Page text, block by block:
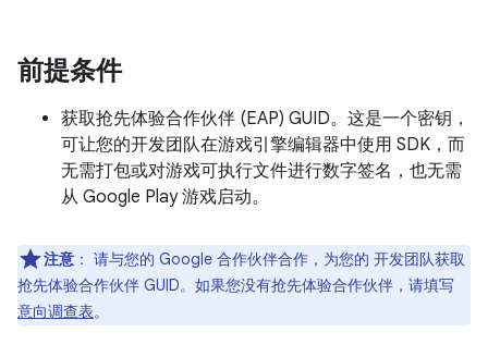
前提条件
获取抢先体验合作伙伴 (EAP) GUID。这是一个密钥，
可让您的开发团队在游戏引擎编辑器中使用 SDK，而
无需打包或对游戏可执行文件进行数字签名，也无需
从 Google Play 游戏启动。
注意 ： 请与您的 Google 合作伙伴合作，为您的 开发团队获取
抢先体验合作伙伴 GUID。如果您没有抢先体验合作伙伴，请填写
意向调查表。